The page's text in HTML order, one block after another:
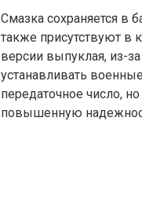
Смазка сохраняется в
также присутствуют в
версии выпуклая, из-
устанавливать
передаточное число,
повышенную